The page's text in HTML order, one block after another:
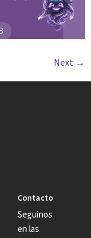
Next →
Contacto
Seguinos
en las